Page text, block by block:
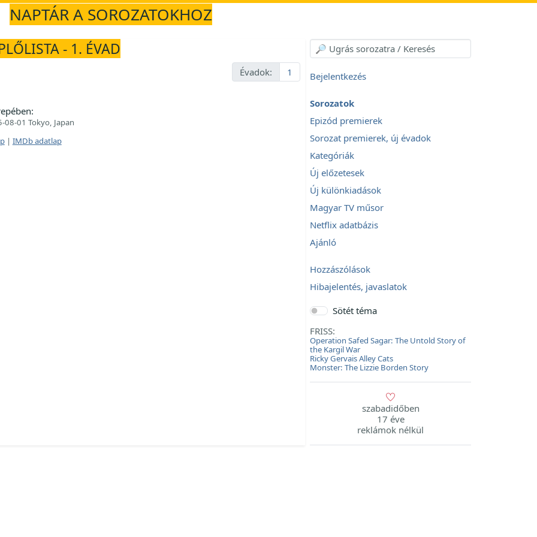
NAPTÁR A SOROZATOKHOZ
- 1. ÉVAD
Évadok: 1
08-01 Tokyo, Japan
| IMDb adatlap
Bejelentkezés
Sorozatok
Epizód premierek
Sorozat premierek, új évadok
Kategóriák
Új előzetesek
Új különkiadások
Magyar TV műsor
Netflix adatbázis
Ajánló
Hozzászólások
Hibajelentés, javaslatok
Sötét téma
FRISS:
Operation Safed Sagar: The Untold Story of
the Kargil War
Ricky Gervais Alley Cats
Monster: The Lizzie Borden Story
szabadidőben
17 éve
reklámok nélkül